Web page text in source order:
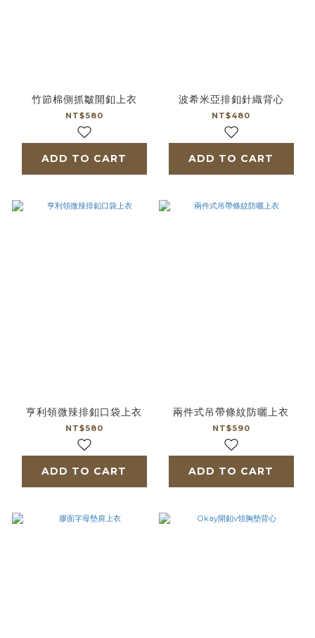
竹節棉側抓皺開釦上衣
NT$580
ADD TO CART
波希米亞排釦針織背心
NT$480
ADD TO CART
亨利領微辣排釦口袋上衣
NT$580
ADD TO CART
兩件式吊帶條紋防曬上衣
NT$590
ADD TO CART